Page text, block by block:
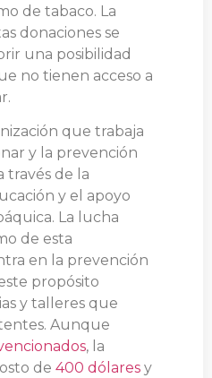
de tabaco. La
donaciones se
una posibilidad
no tienen acceso a
que trabaja
y la prevención
través de la
y el apoyo
La lucha
de esta
en la prevención
propósito
y talleres que
Aunque
, la
de 400 dólares y